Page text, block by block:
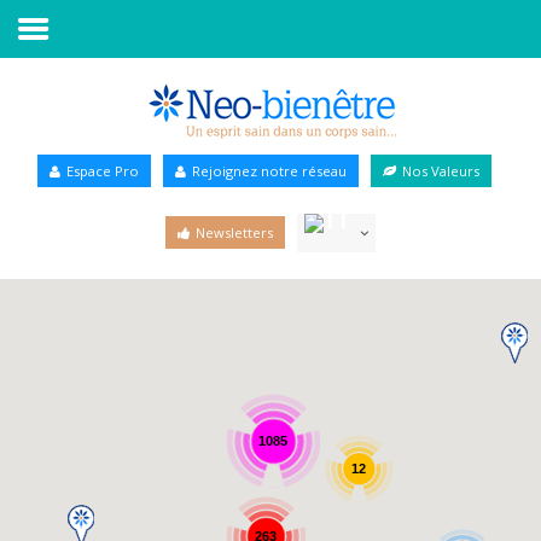
Annuaire Bien-être
Espace Pro Rejoignez notre réseau Nos Valeurs
Newsletters
1085
263
12